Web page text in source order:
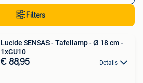
Filters
Lucide SENSAS - Tafellamp - Ø 18 cm -
1xGU10
€ 88,95 Details